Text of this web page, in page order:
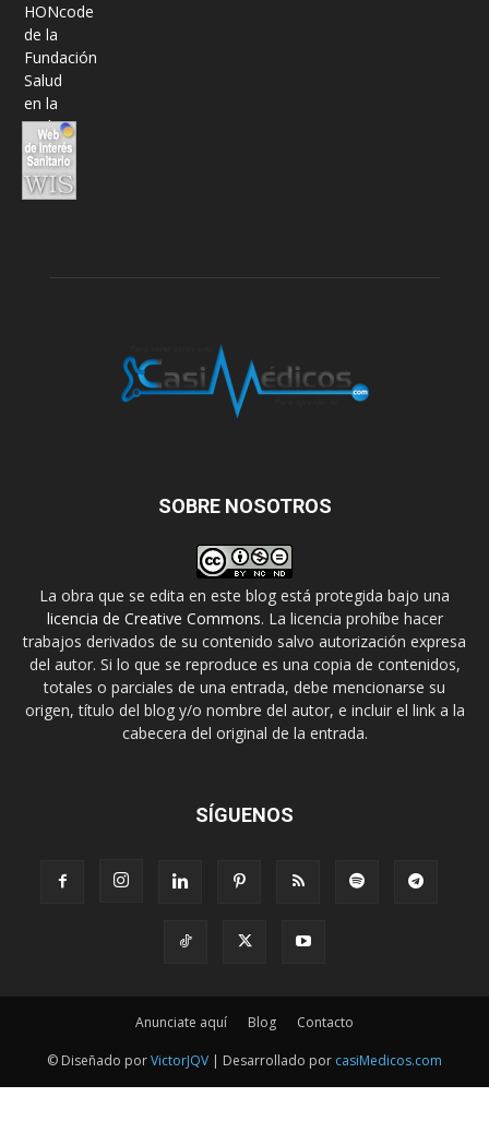
SOBRE NOSOTROS
La obra que se edita en este blog está protegida bajo una
licencia de Creative Commons. La licencia prohíbe hacer
trabajos derivados de su contenido salvo autorización expresa
del autor. Si lo que se reproduce es una copia de contenidos,
totales o parciales de una entrada, debe mencionarse su
origen, título del blog y/o nombre del autor, e incluir el link a la
cabecera del original de la entrada.
SÍGUENOS
Anunciate aquí Blog Contacto
© Diseñado porVictorJQV | Desarrollado por casiMedicos.com